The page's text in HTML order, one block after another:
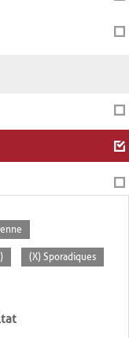
(X) Sporadiques